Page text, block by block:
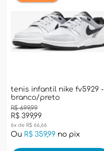
tenis infantil nike fv5929 -
branco/preto
R$ 399,99
R$ 699,99
6x de R$ 66,66
Ou R$ 359,99 no pix